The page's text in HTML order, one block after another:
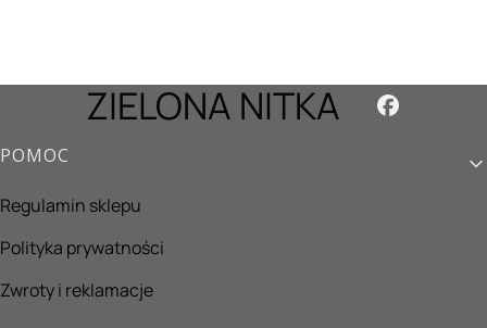
ZIELONA NITKA
Linki w stopce
POMOC
Regulamin sklepu
Polityka prywatności
Zwroty i reklamacje